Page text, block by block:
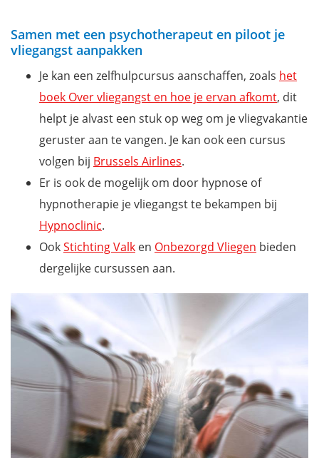
Samen met een psychotherapeut en piloot je
vliegangst aanpakken
Je kan een zelfhulpcursus aanschaffen, zoals het
boek Over vliegangst en hoe je ervan afkomt, dit
helpt je alvast een stuk op weg om je vliegvakantie
geruster aan te vangen. Je kan ook een cursus
volgen bij Brussels Airlines.
Er is ook de mogelijk om door hypnose of
hypnotherapie je vliegangst te bekampen bij
Hypnoclinic.
OokStichting Valk en Onbezorgd Vliegen bieden
dergelijke cursussen aan.